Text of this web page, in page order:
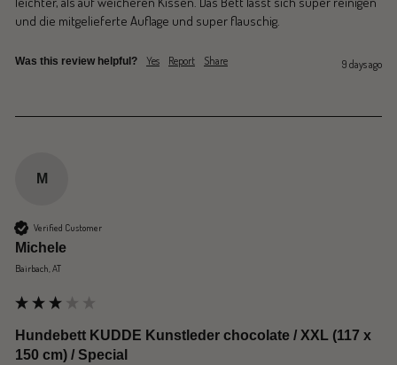
und die mitgelieferte Auflage und super flauschig.
Was this review helpful? Yes Report Share 9 days ago
M
Verified Customer
Michele
Bairbach, AT
Hundebett KUDDE Kunstleder chocolate / XXL (117 x
150 cm) / Special